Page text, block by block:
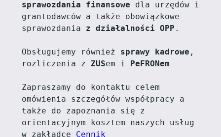
sprawozdania finansowe dla urzędów i
grantodawców a także obowiązkowe
sprawozdania z działalności OPP .
Obsługujemy również sprawy kadrowe ,
rozliczenia z ZUSem i PeFRONem
Zapraszamy do kontaktu celem
omówienia szczegółów współpracy a
także do zapoznania się z
orientacyjnym kosztem naszych usług
w zakładce Cennik